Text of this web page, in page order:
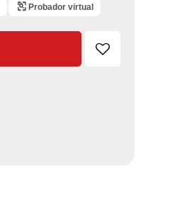
Probador virtual